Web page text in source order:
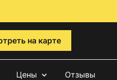
на карте
Цены Отзывы